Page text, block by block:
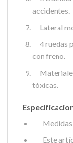
accidentes.
Lateral
4 ruedas
con freno.
tóxicas.
Medidas
Este